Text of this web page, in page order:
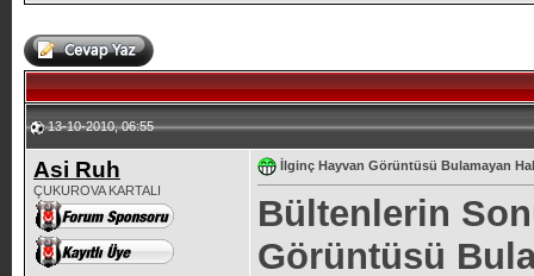
13-10-2010, 06:55
Asi Ruh
ÇUKUROVA KARTALI
İlginç Hayvan Görüntüsü Bulamayan
Bültenlerin
Görüntüsü